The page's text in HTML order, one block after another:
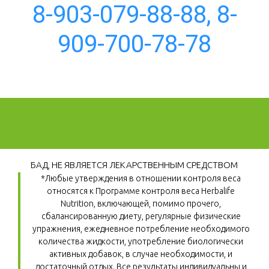
8-903-079-88-88, 8-
909-700-78-78
БАД, НЕ ЯВЛЯЕТСЯ ЛЕКАРСТВЕННЫМ СРЕДСТВОМ
*Любые утверждения в отношении контроля веса
относятся к Программе контроля веса Herbalife
Nutrition, включающей, помимо прочего,
сбалансированную диету, регулярные физические
упражнения, ежедневное потребление необходимого
количества жидкости, употребление биологически
активных добавок, в случае необходимости, и
достаточный отдых. Все результаты индивидуальны и